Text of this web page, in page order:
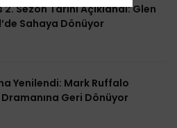
Sezon Tarihi Açıklandı: Glen
Sahaya Dönüyor
Yenilendi: Mark Ruffalo
Dramanına Geri Dönüyor